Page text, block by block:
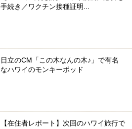
手続き／ワクチン接種証明...
日立のCM「この木なんの木♪」で有名
なハワイのモンキーポッド
【在住者レポート】次回のハワイ旅行で